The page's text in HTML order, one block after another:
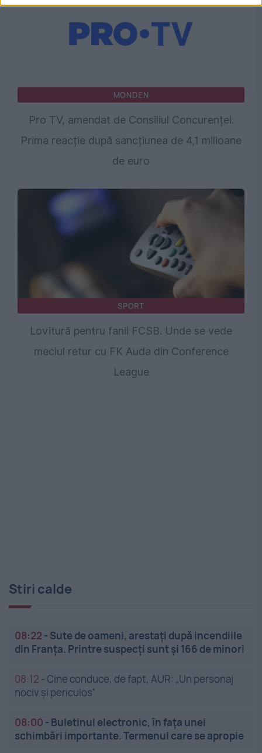
MONDEN
Pro TV, amendat de Consiliul Concurenței.
Prima reacție după sancțiunea de 4,1 milioane
de euro
SPORT
Lovitură pentru fanii FCSB. Unde se vede
meciul retur cu FK Auda din Conference
League
Stiri calde
08:22 - Sute de oameni, arestați după incendiile
din Franța. Printre suspecți sunt și 166 de minori
08:12 -Cine conduce, de fapt, AUR: „Un personaj
nociv și periculos”
08:00 - Buletinul electronic, în fața unei
schimbări importante. Termenul care se apropie